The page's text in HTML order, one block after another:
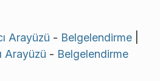
Arayüzü - Belgelendirme|
Arayüzü - Belgelendirme